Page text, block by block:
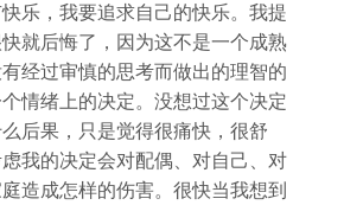
乐，我要追求自己的快乐。我提
就后悔了，因为这不是一个成熟
经过审慎的思考而做出的理智的
情绪上的决定。没想过这个决定
后果，只是觉得很痛快，很舒
我的决定会对配偶、对自己、对
造成怎样的伤害。很快当我想到